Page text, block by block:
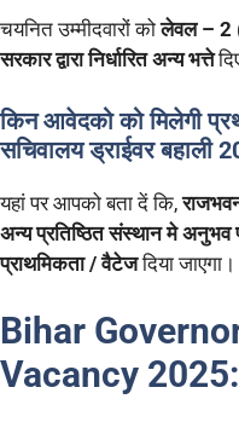
चयनित उम्मीदवारों कोलेवल – 2
सरकार द्वारा निर्धारित अन्य भत्ते
किन आवेदको को मिलेगी
सचिवालय ड्राईवर बहाली
यहां पर आपको बता दें कि,
अन्य प्रतिष्ठित संस्थान मे अनुभव
प्राथमिकता / वैटेजदिया जाएगा।
Bihar
Vacancy 2025: